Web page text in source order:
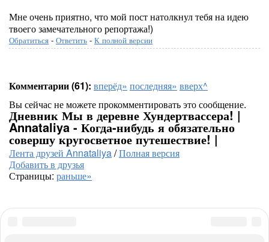
Мне очень приятно, что мой пост натолкнул тебя на идею
твоего замечательного репортажа!)
Обратиться - Ответить - К полной версии
Комментарии (61): вперёд» последняя» вверх^
Вы сейчас не можете прокомментировать это сообщение.
Дневник Мы в деревне Хундертвассера! |
Annataliya - Когда-нибудь я обязательно
совершу кругосветное путешествие! |
Лента друзей Annataliya/Полная версия
Добавить в друзья
Страницы: раньше»